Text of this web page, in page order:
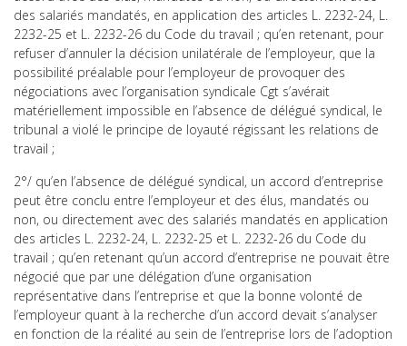
des salariés mandatés, en application des articles L. 2232-24, L.
2232-25 et L. 2232-26 du Code du travail ; qu’en retenant, pour
refuser d’annuler la décision unilatérale de l’employeur, que la
possibilité préalable pour l’employeur de provoquer des
négociations avec l’organisation syndicale Cgt s’avérait
matériellement impossible en l’absence de délégué syndical, le
tribunal a violé le principe de loyauté régissant les relations de
travail ;
2°/ qu’en l’absence de délégué syndical, un accord d’entreprise
peut être conclu entre l’employeur et des élus, mandatés ou
non, ou directement avec des salariés mandatés en application
des articles L. 2232-24, L. 2232-25 et L. 2232-26 du Code du
travail ; qu’en retenant qu’un accord d’entreprise ne pouvait être
négocié que par une délégation d’une organisation
représentative dans l’entreprise et que la bonne volonté de
l’employeur quant à la recherche d’un accord devait s’analyser
en fonction de la réalité au sein de l’entreprise lors de l’adoption